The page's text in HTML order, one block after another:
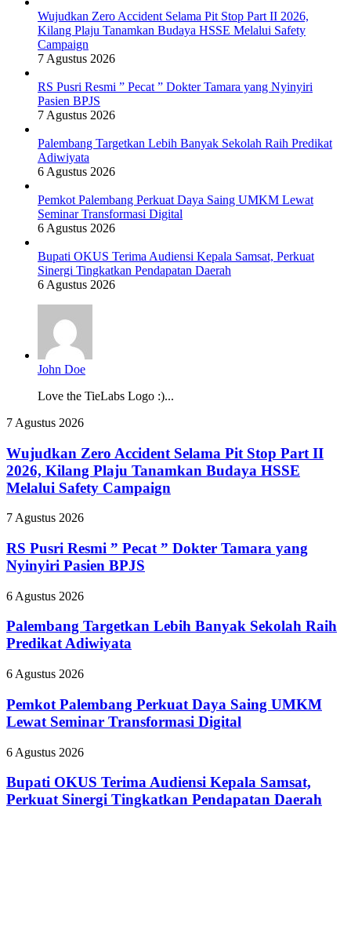
Wujudkan Zero Accident Selama Pit Stop Part II 2026,
Kilang Plaju Tanamkan Budaya HSSE Melalui Safety
Campaign
7 Agustus 2026
RS Pusri Resmi ” Pecat ” Dokter Tamara yang Nyinyiri
Pasien BPJS
7 Agustus 2026
Palembang Targetkan Lebih Banyak Sekolah Raih Predikat
Adiwiyata
6 Agustus 2026
Pemkot Palembang Perkuat Daya Saing UMKM Lewat
Seminar Transformasi Digital
6 Agustus 2026
Bupati OKUS Terima Audiensi Kepala Samsat, Perkuat
Sinergi Tingkatkan Pendapatan Daerah
6 Agustus 2026
John Doe
Love the TieLabs Logo :)...
Wujudkan
Accident
Selama
Pit
Stop
II
Kilang
Plaju
Tanamkan
Budaya
HSSE
Melalui
Safety
Campaign
7 Agustus 2026
Wujudkan Zero Accident Selama Pit Stop Part II
2026, Kilang Plaju Tanamkan Budaya HSSE
Melalui Safety Campaign
RS
Resmi
”
Pecat
Dokter
yang
Nyinyiri
BPJS
7 Agustus 2026
RS Pusri Resmi ” Pecat ” Dokter Tamara yang
Nyinyiri Pasien BPJS
Palembang
Lebih
Banyak
Sekolah
Predikat
6 Agustus 2026
Palembang Targetkan Lebih Banyak Sekolah Raih
Predikat Adiwiyata
Pemkot
Perkuat
Daya
Saing
Lewat
Transformasi
Digital
6 Agustus 2026
Pemkot Palembang Perkuat Daya Saing UMKM
Lewat Seminar Transformasi Digital
Bupati
Terima
Audiensi
Kepala
6 Agustus 2026
Bupati OKUS Terima Audiensi Kepala Samsat,
Perkuat Sinergi Tingkatkan Pendapatan Daerah